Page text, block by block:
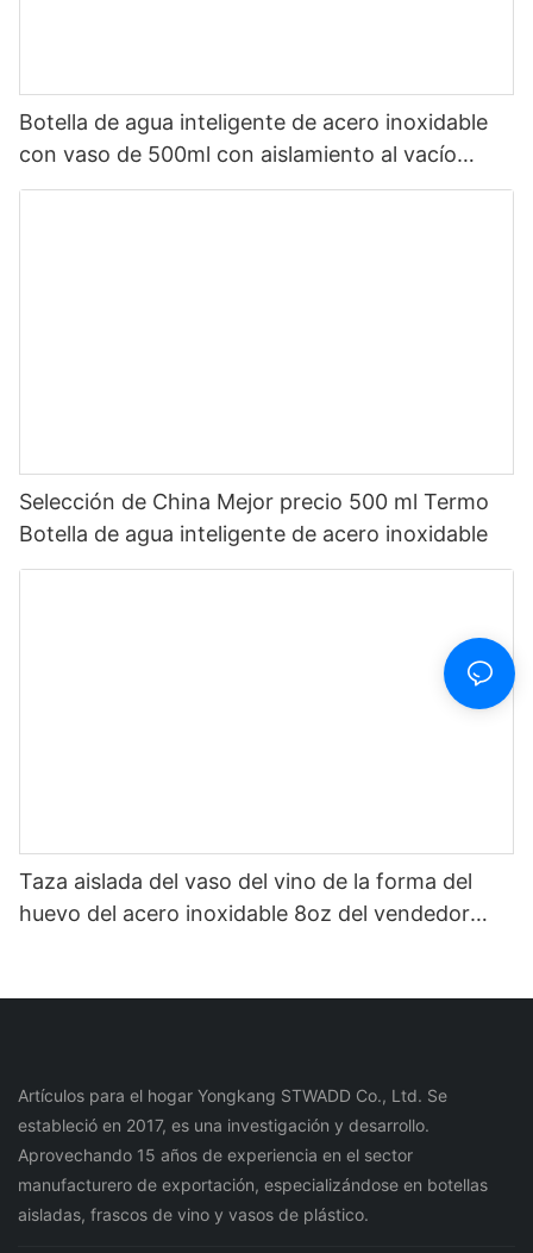
Botella de agua inteligente de acero inoxidable
con vaso de 500ml con aislamiento al vacío
doble de selección de China con LED1
Selección de China Mejor precio 500 ml Termo
Botella de agua inteligente de acero inoxidable
Taza aislada del vaso del vino de la forma del
huevo del acero inoxidable 8oz del vendedor
Artículos para el hogar Yongkang STWADD Co., Ltd. Se
estableció en 2017, es una investigación y desarrollo.
Aprovechando 15 años de experiencia en el sector
manufacturero de exportación, especializándose en botellas
aisladas, frascos de vino y vasos de plástico.